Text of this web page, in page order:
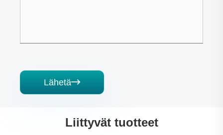
Lähetä
Liittyvät tuotteet